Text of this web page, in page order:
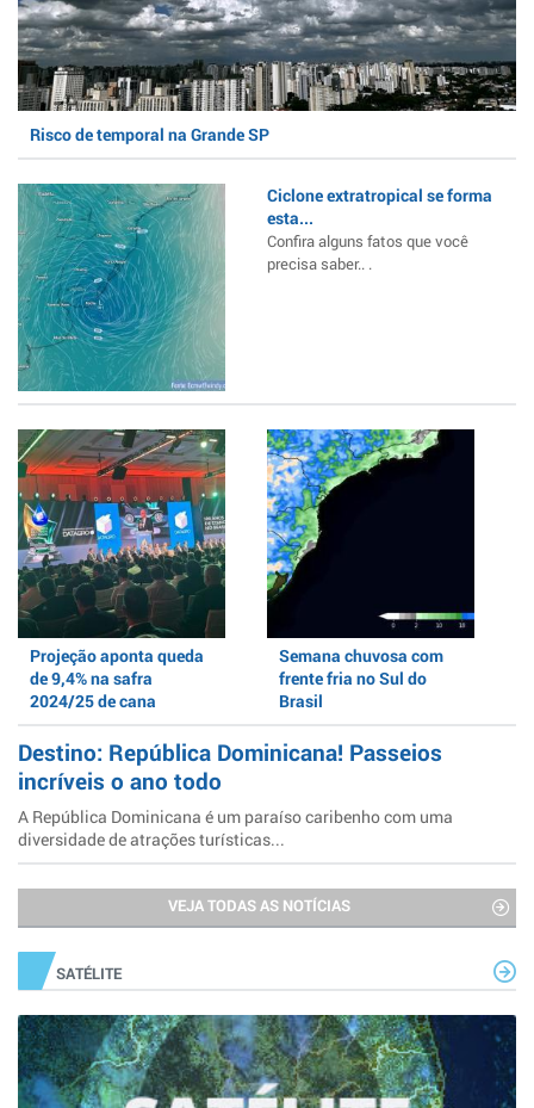
Risco de temporal na Grande SP
Ciclone extratropical se forma
esta...
Confira alguns fatos que você
precisa saber.. .
Projeção aponta queda
de 9,4% na safra
2024/25 de cana
Semana chuvosa com
frente fria no Sul do
Brasil
Destino: República Dominicana! Passeios
incríveis o ano todo
A República Dominicana é um paraíso caribenho com uma
diversidade de atrações turísticas...
VEJA TODAS AS NOTÍCIAS
SATÉLITE